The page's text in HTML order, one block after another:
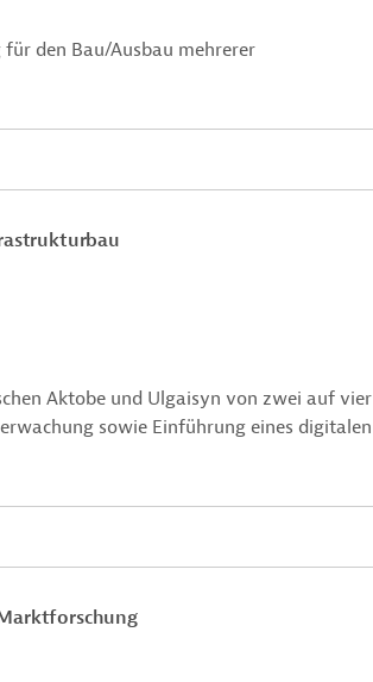
den Bau/Ausbau mehrerer
Aktobe und Ulgaisyn von zwei auf vier
sowie Einführung eines digitalen